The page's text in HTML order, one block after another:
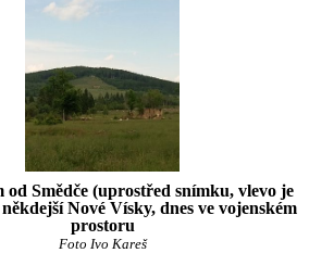
Smědče (uprostřed snímku, vlevo je
Nové Vísky, dnes ve vojenském
prostoru
Foto Ivo Kareš